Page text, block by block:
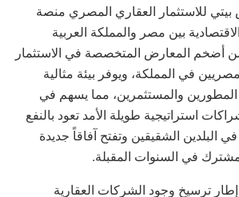
للاستثمار العقاري المصري منصة
بين مصر والمملكة العربية
أضخم المعارض المتخصصة في الاستثمار
في المملكة، ويوفر بيئة مثالية
المطورين والمستثمرين، مما يسهم في
استراتيجية طويلة الأمد تعود بالنفع
البلدين الشقيقين وتفتح آفاقاً جديدة
في السنوات المقبلة.
ترسيخ وجود الشركات العقارية